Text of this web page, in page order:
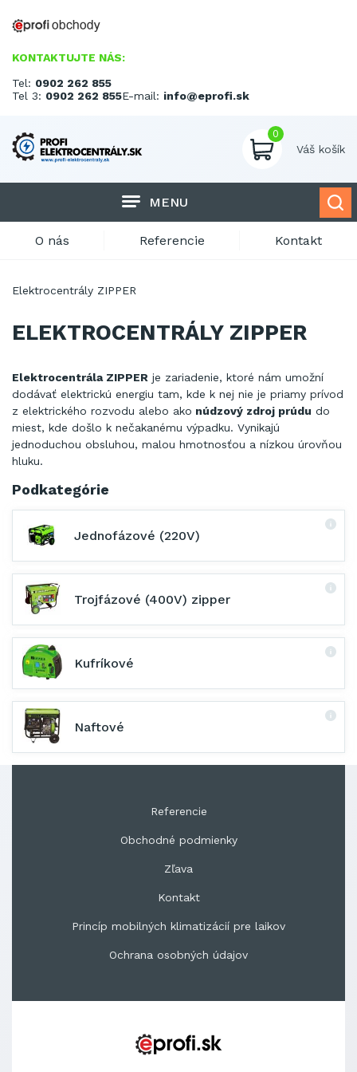
KONTAKTUJTE NÁS:
Tel: 0902 262 855
Tel 3: 0902 262 855E-mail: info@eprofi.sk
0
Váš košík
MENU
O nás Referencie Kontakt
Elektrocentrály ZIPPER
ELEKTROCENTRÁLY ZIPPER
Elektrocentrála ZIPPER je zariadenie, ktoré nám umožní
dodávať elektrickú energiu tam, kde k nej nie je priamy prívod
z elektrického rozvodu alebo ako núdzový zdroj prúdu do
miest, kde došlo k nečakanému výpadku. Vynikajú
jednoduchou obsluhou, malou hmotnosťou a nízkou úrovňou
hluku.
Podkategórie
Jednofázové (220V)
Trojfázové (400V) zipper
Kufríkové
Naftové
Referencie
Obchodné podmienky
Zľava
Kontakt
Princíp mobilných klimatizácií pre laikov
Ochrana osobných údajov